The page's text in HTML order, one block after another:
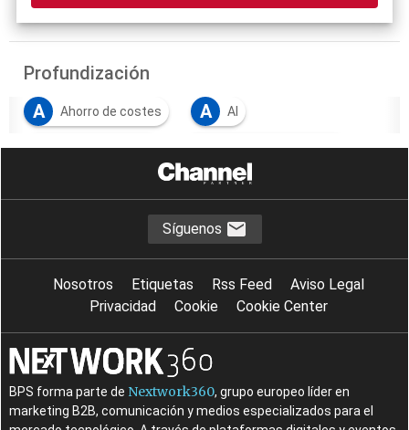
Profundización
A
Ahorro de costes A AI
A automatización C Calidad del software
Desarrollo de aplicaciones
desarrollo de software F
G gobernanza tecnológica I IA
inteligencia artificial S software
Síguenos
Nosotros Etiquetas Rss Feed
Aviso Legal
Privacidad
Cookie Cookie Center
BPS forma parte de Nextwork360, grupo europeo líder en
marketing B2B, comunicación y medios especializados para el